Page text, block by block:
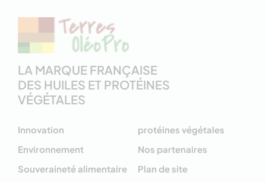
LA MARQUE FRANÇAISE
DES HUILES ET PROTÉINES
VÉGÉTALES
Innovation
Environnement
Souveraineté alimentaire
protéines végétales
Nos partenaires
Plan de site